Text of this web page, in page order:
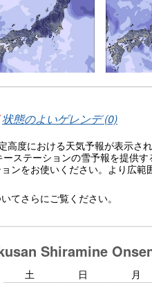
状態のよいゲレンデ (0)
高度における天気予報が表示さ
ステーションの雪予報を提供
をお使いください。より広範
てさらにご覧ください。